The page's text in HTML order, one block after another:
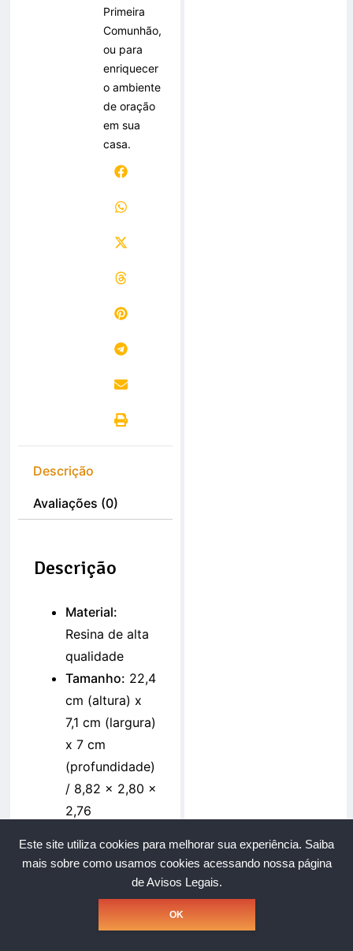
Este site utiliza cookies para melhorar sua experiência. Saiba
mais sobre como usamos cookies acessando nossa página
de Avisos Legais.
OK
Primeira
Comunhão,
ou para
enriquecer
o ambiente
de oração
em sua
casa.
Descrição
Avaliações (0)
Descrição
Material:
Resina de alta
qualidade
Tamanho: 22,4
cm (altura) x
7,1 cm (largura)
x 7 cm
(profundidade)
/ 8,82 x 2,80 x
2,76